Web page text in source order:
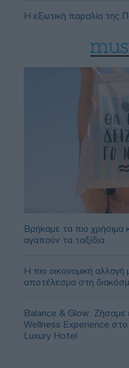
Η εξωτική παραλία της
Βρήκαμε τα πιο χρήσιμα
αγαπούν τα ταξίδια
Η πιο οικονομική
αποτέλεσμα στη
Balance & Glow:
Wellness Experience
Luxury Hotel